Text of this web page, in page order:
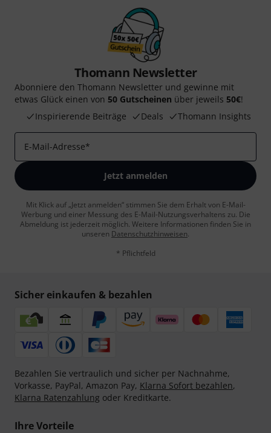
Thomann Newsletter
Abonniere den Thomann Newsletter und gewinne mit
etwas Glück einen von 50 Gutscheinen über jeweils 50€!
Inspirierende Beiträge
Deals Thomann Insights
E-Mail-Adresse*
Jetzt anmelden
Mit Klick auf „Jetzt anmelden“ stimmen Sie dem Erhalt von E-Mail-
Werbung und einer Messung des E-Mail-Nutzungsverhaltens zu. Die
Abmeldung ist jederzeit möglich. Weitere Informationen finden Sie in
unseren Datenschutzhinweisen.
* Pflichtfeld
Sicher einkaufen & bezahlen
Bezahlen Sie vertraulich und sicher per Nachnahme,
Vorkasse, PayPal, Amazon Pay, Klarna Sofort bezahlen,
Klarna Ratenzahlung oder Kreditkarte.
Ihre Vorteile